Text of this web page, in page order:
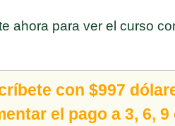
ahora para ver el curso
con $997
el pago a 3, 6, 9